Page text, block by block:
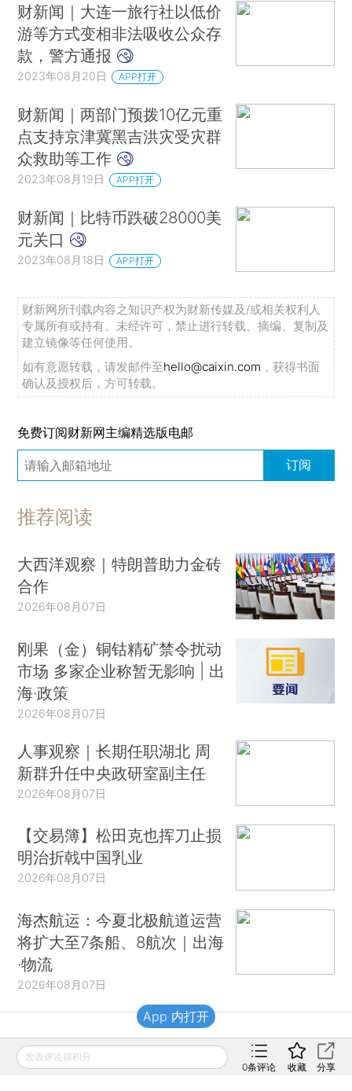
财新闻｜大连一旅行社以低价
游等方式变相非法吸收公众存
款，警方通报
2023年08月20日 APP打开
财新闻｜两部门预拨10亿元重
点支持京津冀黑吉洪灾受灾群
众救助等工作
2023年08月19日 APP打开
财新闻｜比特币跌破28000美
元关口
2023年08月18日 APP打开
财新网所刊载内容之知识产权为财新传媒及/或相关权利人
专属所有或持有。未经许可，禁止进行转载、摘编、复制及
建立镜像等任何使用。
如有意愿转载，请发邮件至hello@caixin.com ，获得书面
确认及授权后，方可转载。
免费订阅财新网主编精选版电邮
订阅
推荐阅读
大西洋观察｜特朗普助力金砖
合作
2026年08月07日
刚果（金）铜钴精矿禁令扰动
市场 多家企业称暂无影响 | 出
海·政策
2026年08月07日
人事观察｜长期任职湖北 周
新群升任中央政研室副主任
2026年08月07日
【交易簿】松田克也挥刀止损
明治折戟中国乳业
2026年08月07日
海杰航运：今夏北极航道运营
将扩大至7条船、8航次｜出海
·物流
2026年08月07日
财新移动
发表评论得积分
0条评论 收藏 分享
App 内打开